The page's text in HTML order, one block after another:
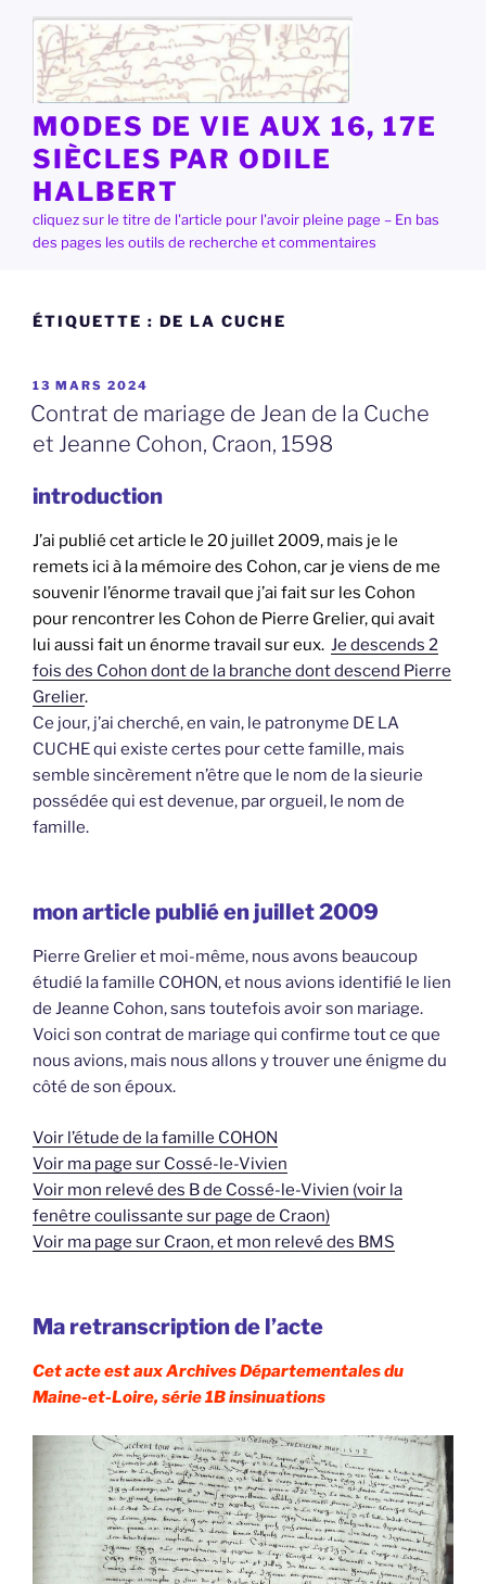
contenu
principal
MODES DE VIE AUX 16, 17E
SIÈCLES PAR ODILE
HALBERT
cliquez sur le titre de l'article pour l'avoir pleine page – En bas
des pages les outils de recherche et commentaires
ÉTIQUETTE : DE LA CUCHE
PUBLIÉ
LE
13 MARS 2024
Contrat de mariage de Jean de la Cuche
et Jeanne Cohon, Craon, 1598
introduction
J’ai publié cet article le 20 juillet 2009, mais je le
remets ici à la mémoire des Cohon, car je viens de me
souvenir l’énorme travail que j’ai fait sur les Cohon
pour rencontrer les Cohon de Pierre Grelier, qui avait
lui aussi fait un énorme travail sur eux. Je descends 2
fois des Cohon dont de la branche dont descend Pierre
Grelier.
Ce jour, j’ai cherché, en vain, le patronyme DE LA
CUCHE qui existe certes pour cette famille, mais
semble sincèrement n’être que le nom de la sieurie
possédée qui est devenue, par orgueil, le nom de
famille.
mon article publié en juillet 2009
Pierre Grelier et moi-même, nous avons beaucoup
étudié la famille COHON, et nous avions identifié le lien
de Jeanne Cohon, sans toutefois avoir son mariage.
Voici son contrat de mariage qui confirme tout ce que
nous avions, mais nous allons y trouver une énigme du
côté de son époux.
Voir l’étude de la famille COHON
Voir ma page sur Cossé-le-Vivien
Voir mon relevé des B de Cossé-le-Vivien (voir la
fenêtre coulissante sur page de Craon)
Voir ma page sur Craon, et mon relevé des BMS
Ma retranscription de l’acte
Cet acte est aux Archives Départementales du
Maine-et-Loire, série 1B insinuations